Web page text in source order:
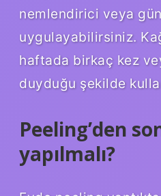
nemlendirici veya
uygulayabilirsiniz.
haftada birkaç kez
duyduğu şekilde
Peeling’den
yapılmalı?